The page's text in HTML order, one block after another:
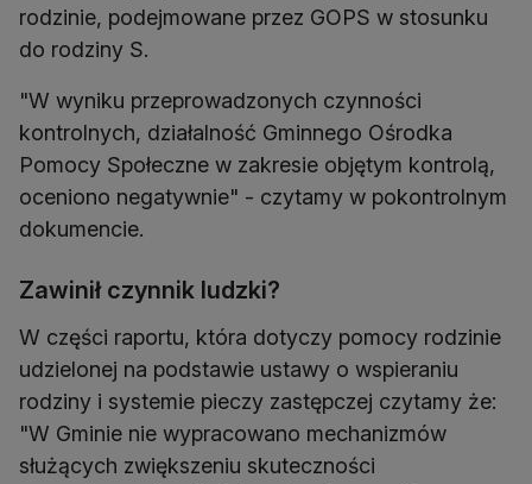
rodzinie, podejmowane przez GOPS w stosunku
do rodziny S.
"W wyniku przeprowadzonych czynności
kontrolnych, działalność Gminnego Ośrodka
Pomocy Społeczne w zakresie objętym kontrolą,
oceniono negatywnie" - czytamy w pokontrolnym
dokumencie.
Zawinił czynnik ludzki?
W części raportu, która dotyczy pomocy rodzinie
udzielonej na podstawie ustawy o wspieraniu
rodziny i systemie pieczy zastępczej czytamy że:
"W Gminie nie wypracowano mechanizmów
służących zwiększeniu skuteczności